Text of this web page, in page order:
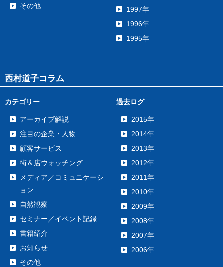
その他
1997年
1996年
1995年
西村道子コラム
カテゴリー
アーカイブ解説
注目の企業・人物
顧客サービス
街＆店ウォッチング
メディア／コミュニケーシ
ョン
自然観察
セミナー／イベント記録
書籍紹介
お知らせ
その他
過去ログ
2015年
2014年
2013年
2012年
2011年
2010年
2009年
2008年
2007年
2006年